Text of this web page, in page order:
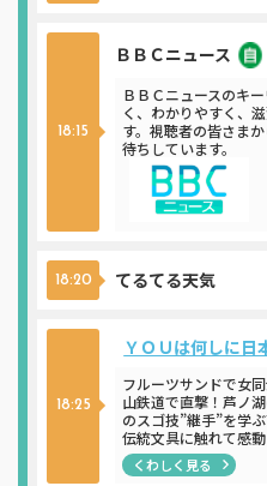
18:15
ＢＢＣニュース
ＢＢＣニュースのキ
く、わかりやすく、
す。視聴者の皆さま
待ちしています。
18:20 てるてる天気
18:25
ＹＯＵは何しに日
フルーツサンドで女
山鉄道で直撃！芦ノ
のスゴ技”継手”を学
伝統文具に触れて感動
くわしく見る